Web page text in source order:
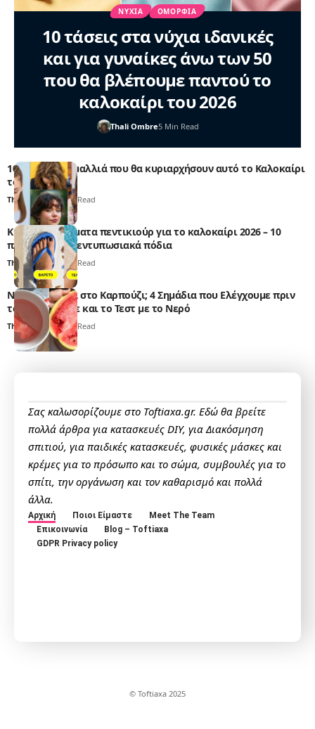
ΝΎΧΙΑ ΟΜΟΡΦΙΆ
10 τάσεις στα νύχια ιδανικές
και για γυναίκες άνω των 50
που θα βλέπουμε παντού το
καλοκαίρι του 2026
Thali Ombre5 Min Read
10 τάσεις στα μαλλιά που θα κυριαρχήσουν αυτό το Καλοκαίρι
του 2026
Thali Ombre4 Min Read
Κυρίαρχα χρώματα πεντικιούρ για το καλοκαίρι 2026 – 10
προτάσεις για εντυπωσιακά πόδια
Thali Ombre 4 Min Read
Νιτρικά Άλατα στο Καρπούζι; 4 Σημάδια που Ελέγχουμε πριν
το Αγοράσουμε και το Τεστ με το Νερό
Thali Ombre5 Min Read
Σας καλωσορίζουμε στο Toftiaxa.gr. Εδώ θα βρείτε
πολλά άρθρα για κατασκευές DIY, για Διακόσμηση
σπιτιού, για παιδικές κατασκευές, φυσικές μάσκες και
κρέμες για το πρόσωπο και το σώμα, συμβουλές για το
σπίτι, την οργάνωση και τον καθαρισμό και πολλά
άλλα.
Αρχική Ποιοι Είμαστε
Meet The Team
Επικοινωνία
Blog – Toftiaxa
GDPR Privacy policy
© Toftiaxa 2025